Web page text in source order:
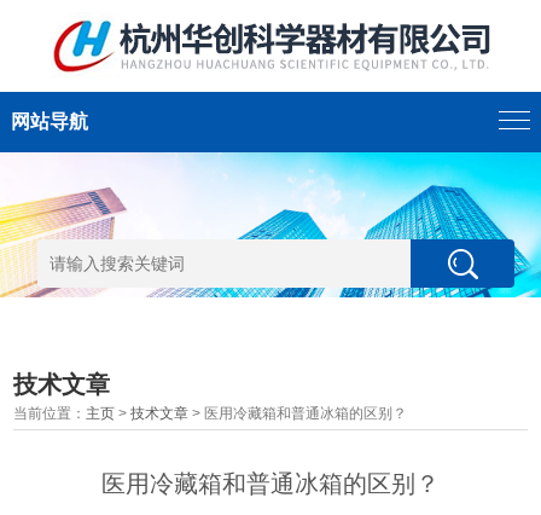
网站导航
技术文章
当前位置： 主页 >技术文章 > 医用冷藏箱和普通冰箱的区别？
医用冷藏箱和普通冰箱的区别？